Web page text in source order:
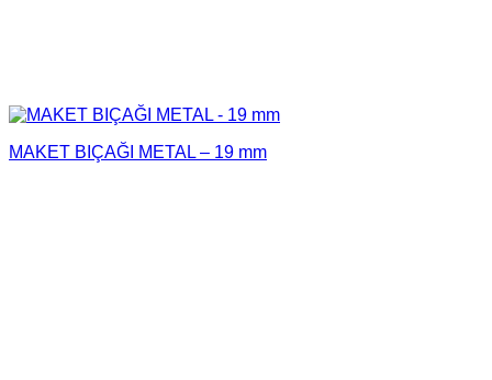
MAKET BIÇAĞI METAL – 19 mm